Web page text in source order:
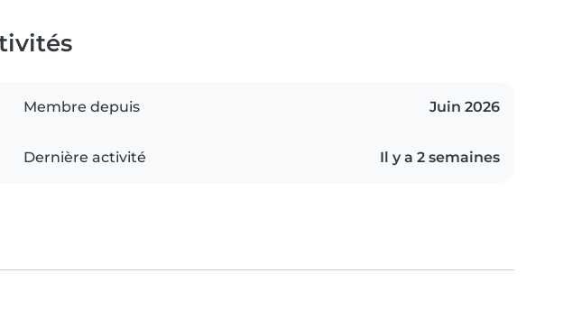
Membre depuis Juin 2026
Dernière activité Il y a 2 semaines